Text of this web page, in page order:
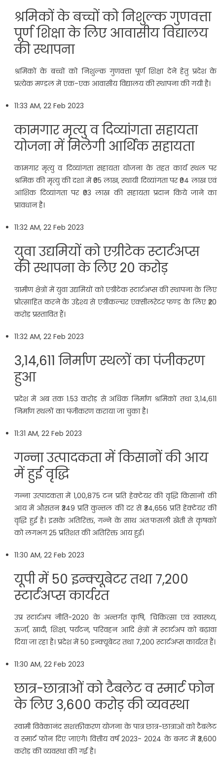
श्रमिकों के बच्चों को निशुल्क गुणवत्ता
पूर्ण शिक्षा के ल‍िए आवासीय विद्यालय
की स्थापना
श्रमिकों के बच्चों को निशुल्क गुणवत्ता पूर्ण शिक्षा देने हेतु प्रदेश के
प्रत्येक मण्डल में एक-एक आवासीय विद्यालय की स्थापना की गयी है।
11:33 AM, 22 Feb 2023
कामगार मृत्यु व दिव्यांगता सहायता
योजना में म‍िलेगी आर्थ‍िक सहायता
कामगार मृत्यु व दिव्यांगता सहायता योजना के तहत कार्य स्थल पर
श्रमिक की मृत्यु की दशा में ₹05 लाख, स्थायी दिव्यांगता पर ₹04 लाख एवं
आंशिक दिव्यांगता पर ₹03 लाख की सहायता प्रदान किये जाने का
प्रावधान है।
11:32 AM, 22 Feb 2023
युवा उद्यमियों को एग्रीटेक स्टार्टअप्स
की स्थापना के लिए 20 करोड़
ग्रामीण क्षेत्रों में युवा उद्यमियों को एग्रीटेक स्टार्टअप्स की स्थापना के लिए
प्रोत्साहित करने के उद्देश्य से एग्रीकल्चर एक्सीलरेटर फण्ड के लिए ₹20
करोड़ प्रस्तावित हैं।
11:32 AM, 22 Feb 2023
3,14,611 निर्माण स्थलों का पंजीकरण
हुआ
प्रदेश में अब तक 1.53 करोड़ से अधिक निर्माण श्रमिकों तथा 3,14,611
निर्माण स्थलों का पंजीकरण कराया जा चुका है।
11:31 AM, 22 Feb 2023
गन्ना उत्पादकता में क‍िसानों की आय
में हुई वृद्धि
गन्ना उत्पादकता में 1,00,875 टन प्रति हेक्टेयर की वृद्धि किसानों की
आय में औसतन ₹349 प्रति कुन्तल की दर से ₹34,656 प्रति हेक्टेयर की
वृद्धि हुई है। इसके अतिरिक्त, गन्ने के साथ अंतःफसली खेती से कृषकों
को लगभग 25 प्रतिशत की अतिरिक्त आय हुई।
11:30 AM, 22 Feb 2023
यूपी में 50 इन्क्यूबेटर तथा 7,200
स्टार्टअप्स कार्यरत
उप्र स्टार्टअप नीति-2020 के अन्तर्गत कृषि, चिकित्सा एवं स्वास्थ्य,
ऊर्जा, खादी, शिक्षा, पर्यटन, परिवहन आदि क्षेत्रों में स्टार्टअप को बढ़ावा
दिया जा रहा है। प्रदेश में 50 इन्क्यूबेटर तथा 7,200 स्टार्टअप्स कार्यरत हैं।
11:30 AM, 22 Feb 2023
छात्र-छात्राओं को टैबलेट व स्मार्ट फोन
के ल‍िए 3,600 करोड़ की व्यवस्था
स्वामी विवेकानंद सशक्तीकरण योजना के पात्र छात्र-छात्राओं को टैबलेट
व स्मार्ट फोन दिए जाएंगे। वित्तीय वर्ष 2023- 2024 के बजट में ₹3,600
करोड़ की व्यवस्था की गई है।